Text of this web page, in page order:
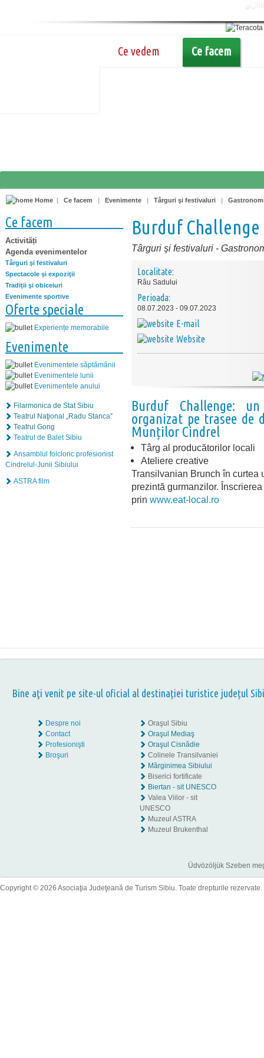
Ce vedem Ce facem
Home | Ce facem | Evenimente | Târguri şi festivaluri |
Ce facem
Activități
Agenda evenimentelor
Târguri şi festivaluri
Spectacole şi expoziţii
Tradiţii şi obiceiuri
Evenimente sportive
Oferte speciale
Experiențe memorabile
Evenimente
Evenimentele săptămânii
Evenimentele lunii
Evenimentele anului
Filarmonica de Stat Sibiu
Teatrul Naţional „Radu Stanca”
Teatrul Gong
Teatrul de Balet Sibiu
Ansamblul folcloric profesionist
Cindrelul-Junii Sibiului
ASTRA film
Burduf Challenge
Târguri şi festivaluri -
Localitate:
Râu Sadului
Perioada:
08.07.2023 - 09.07.2023
E-mail
Website
Burduf Challenge:
organizat pe trasee de
Munților Cindrel
Târg al producătorilor locali
Ateliere creative
Transilvanian Brunch în curtea
prezintă gurmanzilor.
prin www.eat-local.ro
Bine aţi venit pe site-ul oficial al destinației turistice județul
Despre noi
Contact
Profesionişti
Broşuri
Oraşul Sibiu
Oraşul Mediaş
Oraşul Cisnădie
Colinele Transilvaniei
Mărginimea Sibiului
Biserici fortificate
Biertan - sit UNESCO
Valea Viilor - sit
UNESCO
Muzeul ASTRA
Muzeul Brukenthal
Üdvözöljük Szeben
Copyright © 2026 Asociaţia Judeţeană de Turism Sibiu. Toate drepturile rezervate.